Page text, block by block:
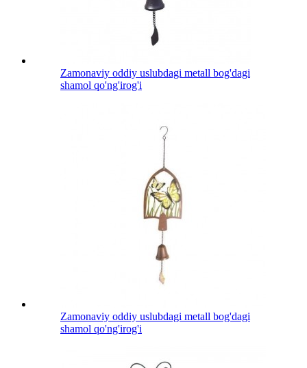
Zamonaviy oddiy uslubdagi metall bog'dagi
shamol qo'ng'irog'i
Zamonaviy oddiy uslubdagi metall bog'dagi
shamol qo'ng'irog'i